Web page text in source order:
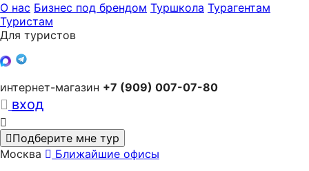
О нас Бизнес под брендом Туршкола Турагентам
Туристам
Для туристов
интернет-магазин +7 (909) 007-07-80
вход
Подберите мне тур
Москва
Ближайшие офисы